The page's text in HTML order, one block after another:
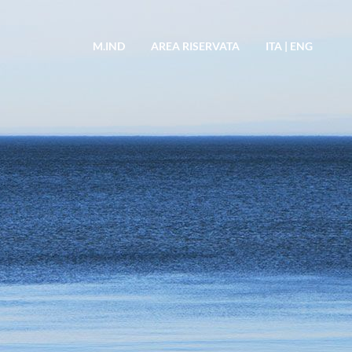
M.IND AREA RISERVATA ITA | ENG